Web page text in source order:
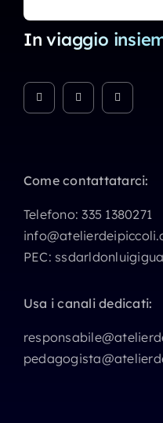
In viaggio
Come contattatarci:
Telefono:335 1380271
PEC:
Usa i canali dedicati: